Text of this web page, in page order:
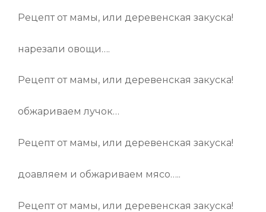
Рецепт от мамы, или деревенская закуска!
нарезали овощи….
Рецепт от мамы, или деревенская закуска!
обжариваем лучок…
Рецепт от мамы, или деревенская закуска!
доавляем и обжариваем мясо…..
Рецепт от мамы, или деревенская закуска!